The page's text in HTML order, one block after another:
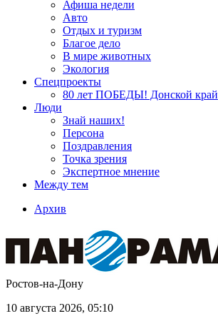
Афиша недели
Авто
Отдых и туризм
Благое дело
В мире животных
Экология
Спецпроекты
80 лет ПОБЕДЫ! Донской край
Люди
Знай наших!
Персона
Поздравления
Точка зрения
Экспертное мнение
Между тем
Архив
Ростов-на-Дону
10 августа 2026, 05:10